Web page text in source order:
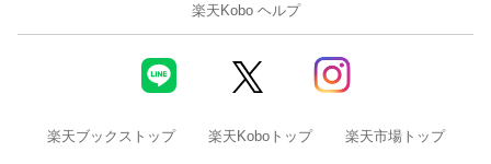
楽天Kobo ヘルプ
楽天ブックストップ 楽天Koboトップ 楽天市場トップ